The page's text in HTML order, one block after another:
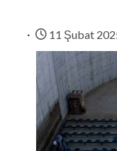
11 Şubat